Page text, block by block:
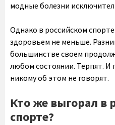
модные болезни
Однако в российском
здоровьем не меньше.
большинстве своем
любом состоянии. Терпят. И
никому об этом не говорят.
Кто же выгорал в
спорте?